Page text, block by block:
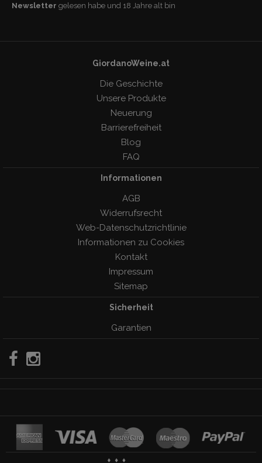
Newsletter gelesen habe und 18 Jahre alt bin
GiordanoWeine.at
Die Geschichte
Unsere Produkte
Neuerung
Barrierefreiheit
Blog
FAQ
Informationen
AGB
Widerrufsrecht
Web-Datenschutzrichtlinie
Informationen zu Cookies
Kontakt
Impressum
Sitemap
Sicherheit
Garantien